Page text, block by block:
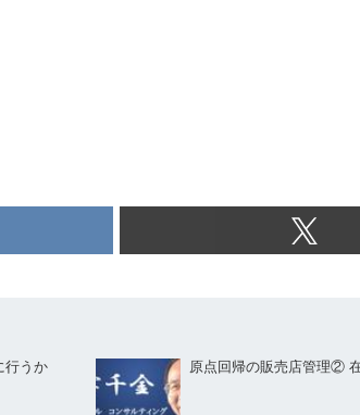
行うか 原点回帰の販売店管理②